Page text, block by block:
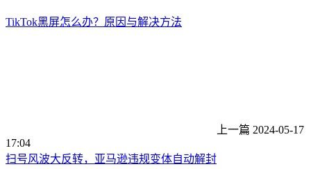
TikTok黑屏怎么办？原因与解决方法
上一篇 2024-05-17
17:04
扫号风波大反转，亚马逊违规变体自动解封